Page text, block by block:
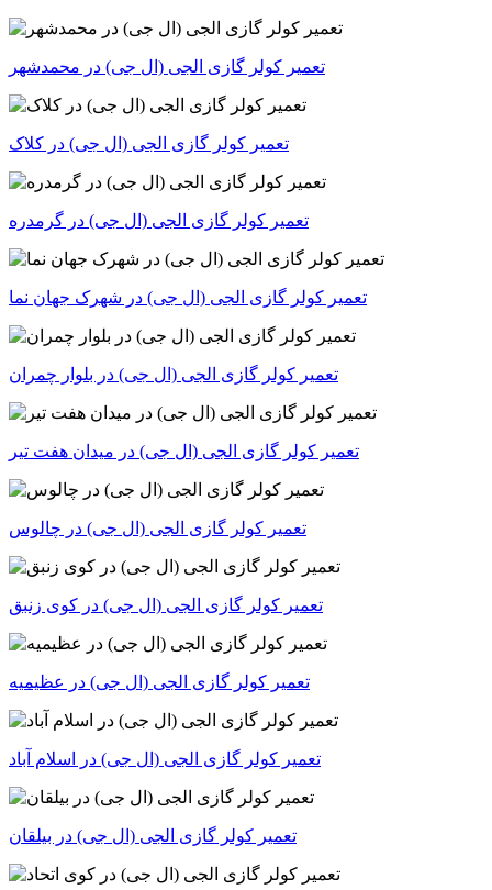
تعمیر کولر گازی الجی (ال جی) در محمدشهر
تعمیر کولر گازی الجی (ال جی) در کلاک
تعمیر کولر گازی الجی (ال جی) در گرمدره
تعمیر کولر گازی الجی (ال جی) در شهرک جهان نما
تعمیر کولر گازی الجی (ال جی) در بلوار چمران
تعمیر کولر گازی الجی (ال جی) در میدان هفت تیر
تعمیر کولر گازی الجی (ال جی) در چالوس
تعمیر کولر گازی الجی (ال جی) در کوی زنبق
تعمیر کولر گازی الجی (ال جی) در عظیمیه
تعمیر کولر گازی الجی (ال جی) در اسلام آباد
تعمیر کولر گازی الجی (ال جی) در بیلقان